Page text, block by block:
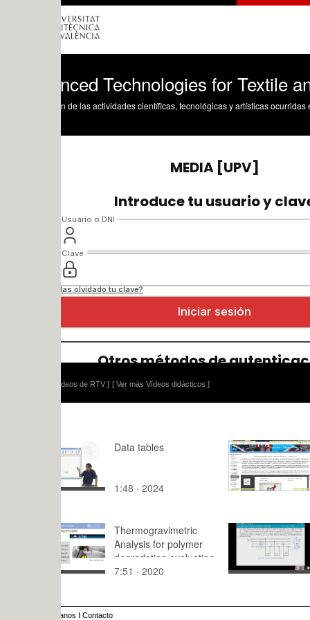
Technologies for Textile and
de las actividades científicas, tecnológicas y artísticas ocurridas en los tres
[ Ver más Vídeos didácticos ]
Data tables
1:48 · 2024
Mecánica
MM -
Tramo 11
9:54 · 2020
Thermogravimetric
Analysis for polymer
degradation evaluation
7:51 · 2020
CLASE -
65:18 ·